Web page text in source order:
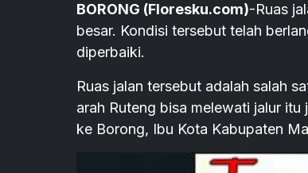
BORONG (Floresku.com)-Ruas
besar. Kondisi tersebut telah
diperbaiki.
Ruas jalan tersebut adalah salah
arah Ruteng bisa melewati jalur
ke Borong, Ibu Kota Kabupaten